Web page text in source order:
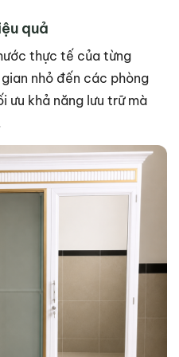
quả
thực tế của từng
nhỏ đến các phòng
ưu khả năng lưu trữ mà